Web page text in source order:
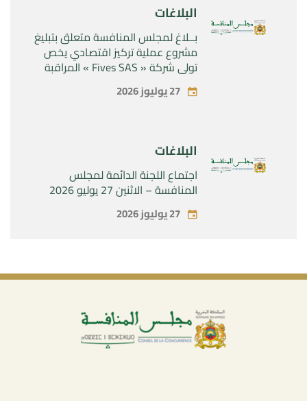
البلاغات
بــلاغ لمجلس المنافسة متعلق بتبليغ
مشروع عملية تركيز اقتصادي يخص
تولي شركة « Fives SAS » المراقبة
SAS »27 يوليوز 2026
البلاغات
اجتماع اللجنة الدائمة لمجلس
المنافسة – الاثنين 27 يوليو 2026
27 يوليوز 2026